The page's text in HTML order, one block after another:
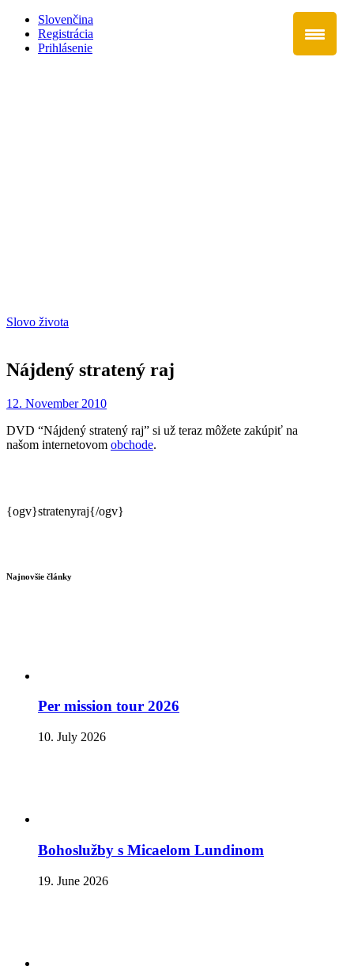
Slovenčina
Registrácia
Prihlásenie
Slovo života
Nájdený stratený raj
12. November 2010
DVD “Nájdený stratený raj” si už teraz môžete zakúpiť na
našom internetovom obchode.
{ogv}stratenyraj{/ogv}
Najnovšie články
Per mission tour 2026
10. July 2026
Bohoslužby s Micaelom Lundinom
19. June 2026